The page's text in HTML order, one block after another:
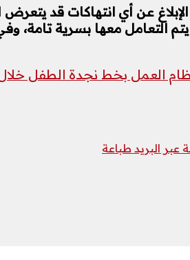
عن أي انتهاكات قد
التعامل معها بسرية تامة،
العمل بخط نجدة الطفل
عبر البريد طباعة